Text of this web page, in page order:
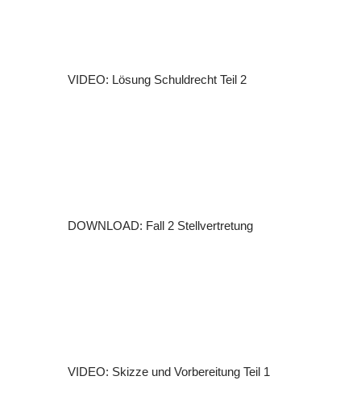
VIDEO: Lösung Schuldrecht Teil 2
DOWNLOAD: Fall 2 Stellvertretung
VIDEO: Skizze und Vorbereitung Teil 1